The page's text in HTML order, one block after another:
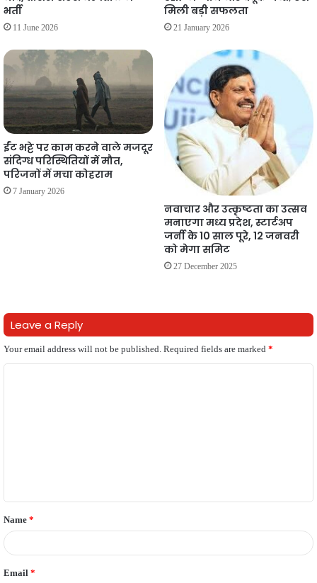
भर्ती
11 June 2026
मिली बड़ी सफलता
21 January 2026
ईंट भट्टे पर काम करने वाले मजदूर
संदिग्ध परिस्थितियों में मौत,
परिजनों में मचा कोहराम
7 January 2026
नवाचार और उत्कृष्टता का उत्सव
मनाएगा मध्य प्रदेश, स्टार्टअप
जर्नी के 10 साल पूरे, 12 जनवरी
को मेगा समिट
27 December 2025
Leave a Reply
Your email address will not be published. Required fields are marked *
t
*
Name *
Email *